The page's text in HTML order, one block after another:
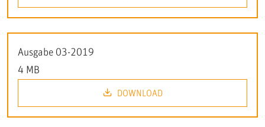
Ausgabe 03-2019
4 MB
DOWNLOAD